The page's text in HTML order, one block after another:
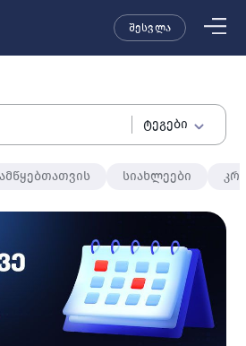
შესვლა
ტეგები
სიახლეები